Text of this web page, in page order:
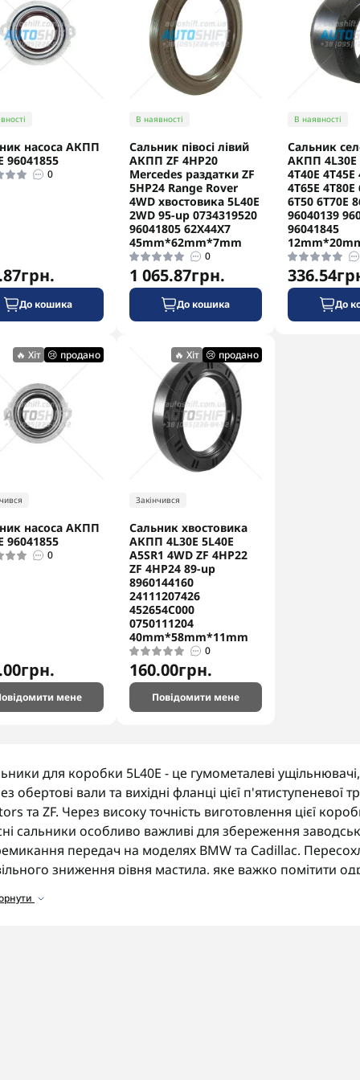
насоса АКПП
96041855
0
До кошика
В наявності
Сальник півосі лівий
АКПП ZF 4HP20
Mercedes раздатки ZF
5HP24 Range Rover
4WD хвостовика 5L40E
2WD 95-up 0734319520
96041805 62X44X7
45mm*62mm*7mm
0
1 065.87грн.
До кошика
В наявності
Сальник
АКПП 4L30E
4T40E 4T45E
4T65E 4T80E
6T50 6T70E
96040139
96041845
До
🔥 Хіт 😢 продано
насоса АКПП
96041855
0
мене
🔥 Хіт 😢 продано
Закінчився
Сальник хвостовика
АКПП 4L30E 5L40E
A5SR1 4WD ZF 4HP22
ZF 4HP24 89-up
8960144160
24111207426
452654C000
0750111204
40mm*58mm*11mm
0
160.00грн.
Повідомити мене
для коробки 5L40E - це гумометалеві
обертові вали та вихідні фланці цієї п'ятиступеневої
та ZF. Через високу точність виготовлення цієї
сальники особливо важливі для збереження
передач на моделях BMW та Cadillac.
зниження рівня мастила, яке важко помітити
сальників